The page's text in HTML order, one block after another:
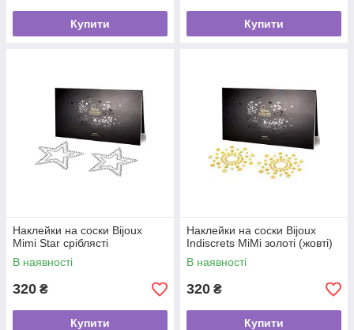
Купити Купити
Наклейки на соски Bijoux
Mimi Star сріблясті
В наявності
320 ₴
Купити
Наклейки на соски Bijoux
Indiscrets MiMi золоті (жовті)
В наявності
320 ₴
Купити